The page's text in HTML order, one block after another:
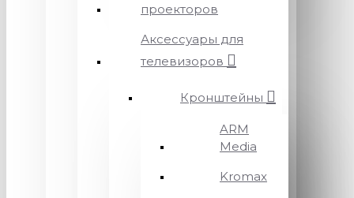
проекторов
Аксессуары для
телевизоров
Кронштейны
ARM
Media
Kromax